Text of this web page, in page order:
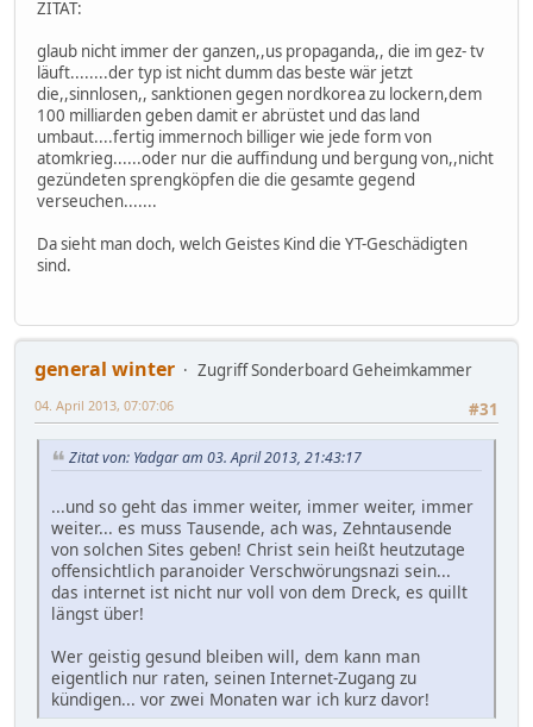
ZITAT:
glaub nicht immer der ganzen,,us propaganda,, die im gez- tv
läuft........der typ ist nicht dumm das beste wär jetzt
die,,sinnlosen,, sanktionen gegen nordkorea zu lockern,dem
100 milliarden geben damit er abrüstet und das land
umbaut....fertig immernoch billiger wie jede form von
atomkrieg......oder nur die auffindung und bergung von,,nicht
gezündeten sprengköpfen die die gesamte gegend
verseuchen.......
Da sieht man doch, welch Geistes Kind die YT-Geschädigten
sind.
general winter
Zugriff Sonderboard Geheimkammer
#31
04. April 2013, 07:07:06
Zitat von: Yadgar am 03. April 2013, 21:43:17
...und so geht das immer weiter, immer weiter, immer
weiter... es muss Tausende, ach was, Zehntausende
von solchen Sites geben! Christ sein heißt heutzutage
offensichtlich paranoider Verschwörungsnazi sein...
das internet ist nicht nur voll von dem Dreck, es quillt
längst über!
Wer geistig gesund bleiben will, dem kann man
eigentlich nur raten, seinen Internet-Zugang zu
kündigen... vor zwei Monaten war ich kurz davor!